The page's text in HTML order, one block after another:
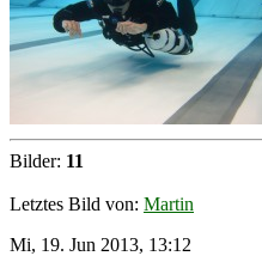
Bilder: 11
Letztes Bild von: Martin
Mi, 19. Jun 2013, 13:12